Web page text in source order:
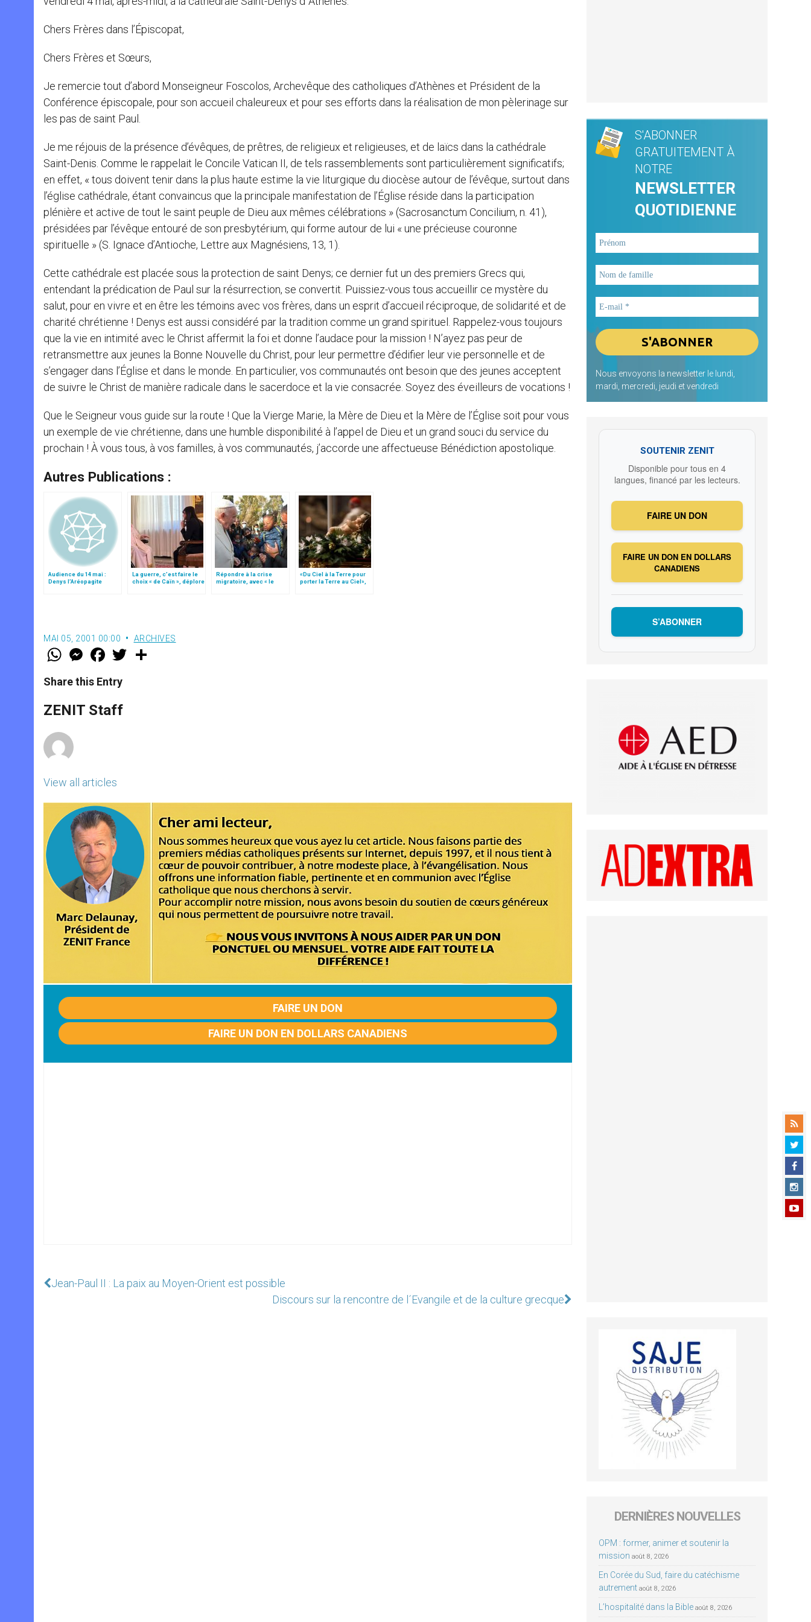
Chers Frères dans l’Épiscopat,
Chers Frères et Sœurs,
Je remercie tout d’abord Monseigneur Foscolos, Archevêque des catholiques d’Athènes et Président de la
Conférence épiscopale, pour son accueil chaleureux et pour ses efforts dans la réalisation de mon pèlerinage sur
les pas de saint Paul.
Je me réjouis de la présence d’évêques, de prêtres, de religieux et religieuses, et de laïcs dans la cathédrale
Saint-Denis. Comme le rappelait le Concile Vatican II, de tels rassemblements sont particulièrement significatifs;
en effet, « tous doivent tenir dans la plus haute estime la vie liturgique du diocèse autour de l’évêque, surtout dans
l’église cathédrale, étant convaincus que la principale manifestation de l’Église réside dans la participation
plénière et active de tout le saint peuple de Dieu aux mêmes célébrations » (Sacrosanctum Concilium, n. 41),
présidées par l’évêque entouré de son presbytérium, qui forme autour de lui « une précieuse couronne
spirituelle » (S. Ignace d’Antioche, Lettre aux Magnésiens, 13, 1).
Cette cathédrale est placée sous la protection de saint Denys; ce dernier fut un des premiers Grecs qui,
entendant la prédication de Paul sur la résurrection, se convertit. Puissiez-vous tous accueillir ce mystère du
salut, pour en vivre et en être les témoins avec vos frères, dans un esprit d’accueil réciproque, de solidarité et de
charité chrétienne ! Denys est aussi considéré par la tradition comme un grand spirituel. Rappelez-vous toujours
que la vie en intimité avec le Christ affermit la foi et donne l’audace pour la mission ! N’ayez pas peur de
retransmettre aux jeunes la Bonne Nouvelle du Christ, pour leur permettre d’édifier leur vie personnelle et de
s’engager dans l’Église et dans le monde. En particulier, vos communautés ont besoin que des jeunes acceptent
de suivre le Christ de manière radicale dans le sacerdoce et la vie consacrée. Soyez des éveilleurs de vocations !
Que le Seigneur vous guide sur la route ! Que la Vierge Marie, la Mère de Dieu et la Mère de l’Église soit pour vous
un exemple de vie chrétienne, dans une humble disponibilité à l’appel de Dieu et un grand souci du service du
prochain ! À vous tous, à vos familles, à vos communautés, j’accorde une affectueuse Bénédiction apostolique.
Autres Publications :
Audience du 14 mai :
Denys l’Aréopagite
La guerre, c’est faire le
choix « de Caïn », déplore
Répondre à la crise
migratoire, avec « le
«Du Ciel à la Terre pour
porter la Terre au Ciel»,
MAI 05, 2001 00:00 ARCHIVES
W
t
s
p
p
M
e
s
e
g
e
F
a
e
b
o
k
w
Share this Entry
ZENIT Staff
View all articles
FAIRE UN DON
FAIRE UN DON EN DOLLARS CANADIENS
Jean-Paul II : La paix au Moyen-Orient est possible
Discours sur la rencontre de l´Evangile et de la culture grecque
S'ABONNER
GRATUITEMENT À
NOTRE
NEWSLETTER
QUOTIDIENNE
Nous envoyons la newsletter le lundi,
mardi, mercredi, jeudi et vendredi
SOUTENIR ZENIT
Disponible pour tous en 4
langues, financé par les lecteurs.
FAIRE UN DON
FAIRE UN DON EN DOLLARS
CANADIENS
S’ABONNER
DERNIÈRES NOUVELLES
OPM : former, animer et soutenir la
mission août 8, 2026
En Corée du Sud, faire du catéchisme
autrement août 8, 2026
L’hospitalité dans la Bible août 8, 2026